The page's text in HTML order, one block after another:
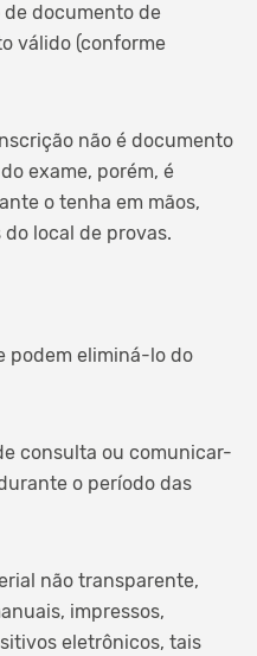
documento de
válido (conforme
não é documento
exame, porém, é
o tenha em mãos,
local de provas.
podem eliminá-lo do
consulta ou comunicar-
o período das
não transparente,
impressos,
eletrônicos, tais